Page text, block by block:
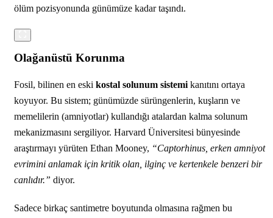
ölüm pozisyonunda günümüze kadar taşındı.
Olağanüstü Korunma
Fosil, bilinen en eski kostal solunum sistemi kanıtını ortaya
koyuyor. Bu sistem; günümüzde sürüngenlerin, kuşların ve
memelilerin (amniyotlar) kullandığı atalardan kalma solunum
mekanizmasını sergiliyor. Harvard Üniversitesi bünyesinde
araştırmayı yürüten Ethan Mooney, “Captorhinus, erken amniyot
evrimini anlamak için kritik olan, ilginç ve kertenkele benzeri bir
canlıdır.” diyor.
Sadece birkaç santimetre boyutunda olmasına rağmen bu